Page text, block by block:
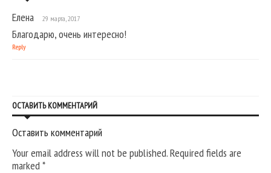
Елена 29 марта, 2017
Благодарю, очень интересно!
Reply
ОСТАВИТЬ КОММЕНТАРИЙ
Оставить комментарий
Your email address will not be published. Required fields are
marked*